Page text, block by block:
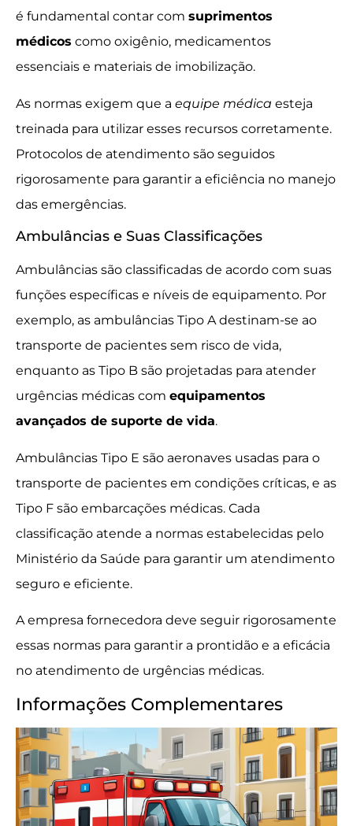
é fundamental contar com suprimentos
médicos como oxigênio, medicamentos
essenciais e materiais de imobilização.
As normas exigem que a equipe médica esteja
treinada para utilizar esses recursos corretamente.
Protocolos de atendimento são seguidos
rigorosamente para garantir a eficiência no manejo
das emergências.
Ambulâncias e Suas Classificações
Ambulâncias são classificadas de acordo com suas
funções específicas e níveis de equipamento. Por
exemplo, as ambulâncias Tipo A destinam-se ao
transporte de pacientes sem risco de vida,
enquanto as Tipo B são projetadas para atender
urgências médicas com equipamentos
avançados de suporte de vida.
Ambulâncias Tipo E são aeronaves usadas para o
transporte de pacientes em condições críticas, e as
Tipo F são embarcações médicas. Cada
classificação atende a normas estabelecidas pelo
Ministério da Saúde para garantir um atendimento
seguro e eficiente.
A empresa fornecedora deve seguir rigorosamente
essas normas para garantir a prontidão e a eficácia
no atendimento de urgências médicas.
Informações Complementares